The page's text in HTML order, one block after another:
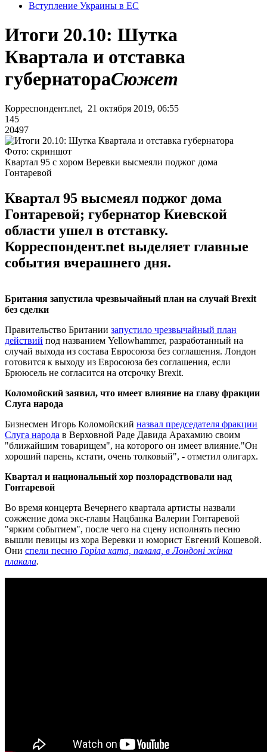
Вступление Украины в ЕС
Итоги 20.10: Шутка
Квартала и отставка
губернатораСюжет
Корреспондент.net, 21 октября 2019, 06:55
145
20497
Фото: скриншот
Квартал 95 с хором Веревки высмеяли поджог дома
Гонтаревой
Квартал 95 высмеял поджог дома
Гонтаревой; губернатор Киевской
области ушел в отставку.
Корреспондент.net выделяет главные
события вчерашнего дня.
Британия запустила чрезвычайный план на случай Brexit
без сделки
Правительство Британии запустило чрезвычайный план
действий под названием Yellowhammer, разработанный на
случай выхода из состава Евросоюза без соглашения. Лондон
готовится к выходу из Евросоюза без соглашения, если
Брююсель не согласится на отсрочку Brexit.
Коломойский заявил, что имеет влияние на главу фракции
Слуга народа
Бизнесмен Игорь Коломойский назвал председателя фракции
Слуга народа в Верховной Раде Давида Арахамию своим
"ближайшим товарищем", на которого он имеет влияние."Он
хороший парень, кстати, очень толковый", - отметил олигарх.
Квартал и национальный хор позлорадствовали над
Гонтаревой
Во время концерта Вечернего квартала артисты назвали
сожжение дома экс-главы Нацбанка Валерии Гонтаревой
"ярким событием", после чего на сцену исполнять песню
вышли певицы из хора Веревки и юморист Евгений Кошевой.
Они спели песню Горіла хата, палала, в Лондоні жінка
плакала.